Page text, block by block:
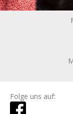
Folge uns auf: